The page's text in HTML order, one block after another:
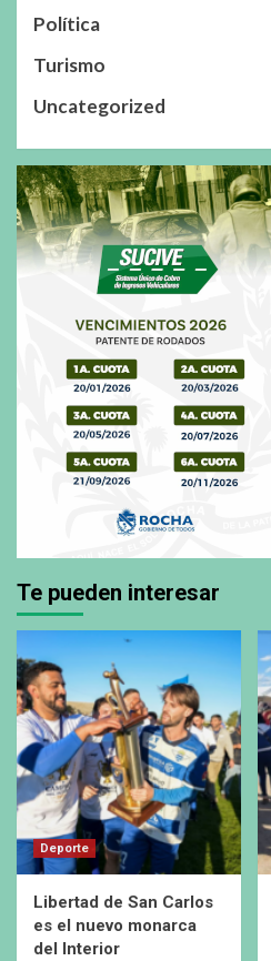
Política
Turismo
Uncategorized
Te pueden interesar
Deporte
Libertad de San Carlos
es el nuevo monarca
del Interior